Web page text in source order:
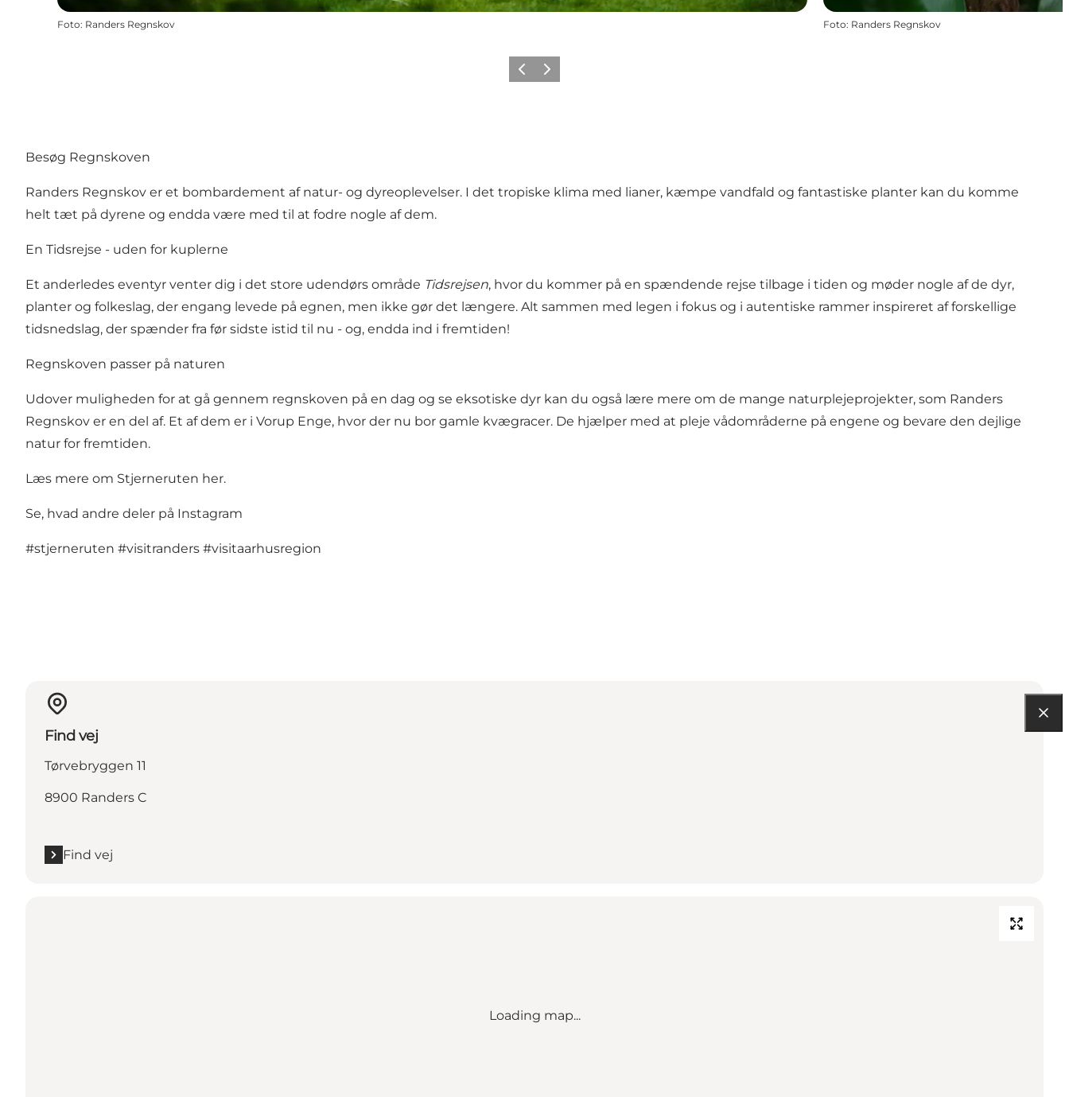
Foto: Randers Regnskov Foto: Randers Regnskov
ForrigeNæste
Besøg Regnskoven
Randers Regnskov er et bombardement af natur- og dyreoplevelser. I det tropiske klima med lianer, kæmpe vandfald og fantastiske planter kan du komme
helt tæt på dyrene og endda være med til at fodre nogle af dem.
En Tidsrejse - uden for kuplerne
Et anderledes eventyr venter dig i det store udendørs område Tidsrejsen, hvor du kommer på en spændende rejse tilbage i tiden og møder nogle af de dyr,
planter og folkeslag, der engang levede på egnen, men ikke gør det længere. Alt sammen med legen i fokus og i autentiske rammer inspireret af forskellige
tidsnedslag, der spænder fra før sidste istid til nu - og, endda ind i fremtiden!
Regnskoven passer på naturen
Udover muligheden for at gå gennem regnskoven på en dag og se eksotiske dyr kan du også lære mere om de mange naturplejeprojekter, som Randers
Regnskov er en del af. Et af dem er i Vorup Enge, hvor der nu bor gamle kvægracer. De hjælper med at pleje vådområderne på engene og bevare den dejlige
natur for fremtiden.
Læs mere om Stjerneruten her.
Se, hvad andre deler på Instagram
#stjerneruten #visitranders #visitaarhusregion
Find vej
Tørvebryggen 11
8900 Randers C
Find vej
Loading map...